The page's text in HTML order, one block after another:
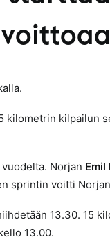
kilpailun
Norjan Emil
sprintin voitti Norjan
13.30. 15
13.00.